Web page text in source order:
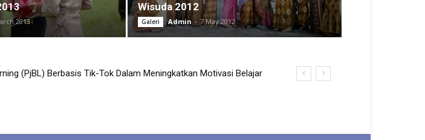
2013
Wisuda 2012
Galeri Admin - 7 May 2012
(PjBL) Berbasis Tik-Tok Dalam Meningkatkan Motivasi Belajar